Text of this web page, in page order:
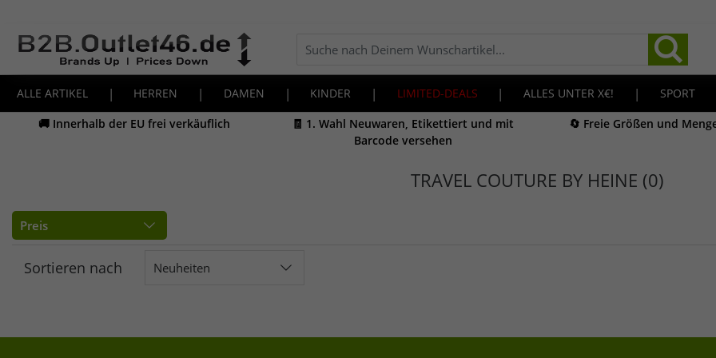
ALLE ARTIKEL | HERREN | DAMEN | KINDER | LIMITED-DEALS | ALLES UNTER X€! | SPORT
🚚 Innerhalb der EU frei verkäuflich
🧾 1. Wahl Neuwaren, Etikettiert und mit
Barcode versehen
🔄 Freie Größen und
TRAVEL COUTURE BY HEINE (0)
Preis
Sortieren nach Neuheiten